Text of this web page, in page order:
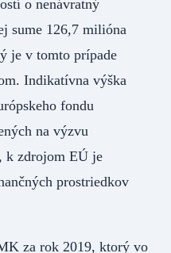
o nenávratný
sume 126,7 milióna
je v tomto prípade
Indikatívna výška
fondu
na výzvu
k zdrojom EÚ je
prostriedkov
za rok 2019, ktorý vo